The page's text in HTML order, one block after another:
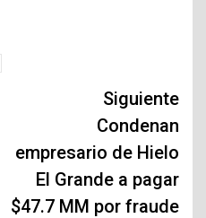
Siguiente
Condenan
empresario de Hielo
El Grande a pagar
$47.7 MM por fraude